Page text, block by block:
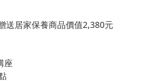
送居家保養商品價值2,380元
座